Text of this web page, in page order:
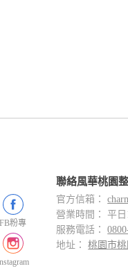
FB粉專
聯絡風華桃園
官方信箱：
營業時間： 平日
服務電話：
地址：桃園市